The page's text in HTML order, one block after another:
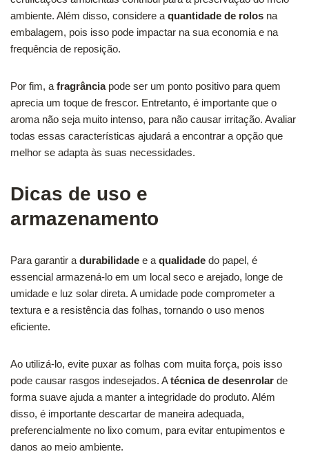
ambiente. Além disso, considere a quantidade de rolos na
embalagem, pois isso pode impactar na sua economia e na
frequência de reposição.
Por fim, a fragrânciapode ser um ponto positivo para quem
aprecia um toque de frescor. Entretanto, é importante que o
aroma não seja muito intenso, para não causar irritação. Avaliar
todas essas características ajudará a encontrar a opção que
melhor se adapta às suas necessidades.
Dicas de uso e
armazenamento
Para garantir a durabilidade e a qualidade do papel, é
essencial armazená-lo em um local seco e arejado, longe de
umidade e luz solar direta. A umidade pode comprometer a
textura e a resistência das folhas, tornando o uso menos
eficiente.
Ao utilizá-lo, evite puxar as folhas com muita força, pois isso
pode causar rasgos indesejados. Atécnica de desenrolar de
forma suave ajuda a manter a integridade do produto. Além
disso, é importante descartar de maneira adequada,
preferencialmente no lixo comum, para evitar entupimentos e
danos ao meio ambiente.